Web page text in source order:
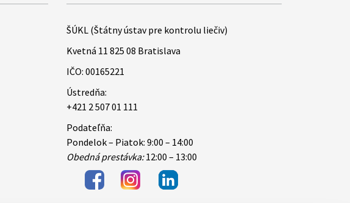
ŠÚKL (Štátny ústav pre kontrolu liečiv)
Kvetná 11 825 08 Bratislava
IČO: 00165221
Ústredňa:
+421 2 507 01 111
Podateľňa:
Pondelok – Piatok: 9:00 – 14:00
Obedná prestávka:12:00 – 13:00